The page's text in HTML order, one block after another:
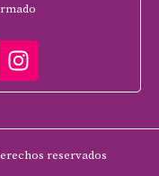
reservados